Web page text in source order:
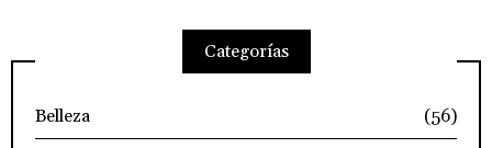
Categorías
Belleza
(56)